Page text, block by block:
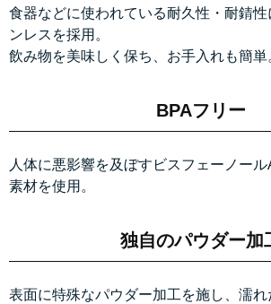
食器などに使われている耐久性・耐錆
ンレスを採用。
飲み物を美味しく保ち、お手入れも簡単
BPAフリー
人体に悪影響を及ぼすビスフェーノー
素材を使用。
独自のパウダー加
表面に特殊なパウダー加工を施し、濡